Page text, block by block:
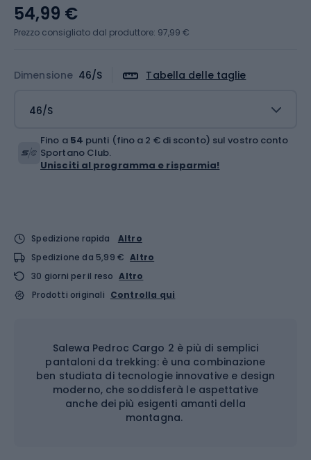
Dimensione 46/S Tabella delle taglie
46/S
54,99 €
Prezzo consigliato dal produttore: 97,99 €
Fino a 54 punti (fino a 2 € di sconto) sul vostro conto
Sportano Club.
Unisciti al programma e risparmia!
Spedizione rapida
Altro
Spedizione da 5,99 € Altro
30 giorni per il reso Altro
Prodotti originali Controlla qui
Salewa Pedroc Cargo 2 è più di semplici
pantaloni da trekking: è una combinazione
ben studiata di tecnologie innovative e design
moderno, che soddisferà le aspettative
anche dei più esigenti amanti della
montagna.